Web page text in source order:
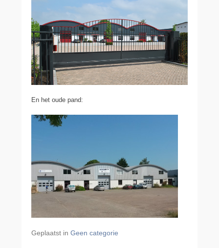
En het oude pand:
Geplaatst in Geen categorie